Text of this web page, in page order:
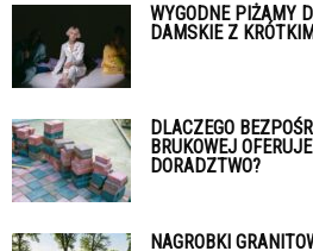
WYGODNE PIŻAMY
DAMSKIE Z
DLACZEGO
BRUKOWEJ
DORADZTWO?
NAGROBKI